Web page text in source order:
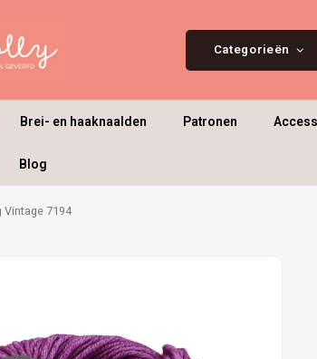
Categorieën
Brei- en haaknaalden Patronen
Blog
Vintage 7194